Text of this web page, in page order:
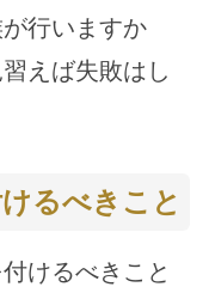
行いますか
えば失敗はし
るべきこと
けるべきこと